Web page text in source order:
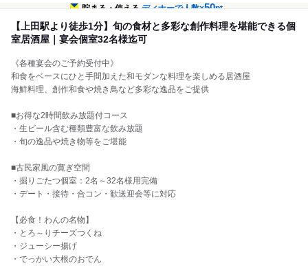
貯まる・使えるディナーで人数×50pt
【上田駅より徒歩1分】旬の食材と多彩な創作料理を堪能できる個
室居酒屋｜宴会個室32名様迄可
《各種宴会のご予約受付中》
和食をベースにひと手間加えた和モダンな料理を楽しめる居酒屋
海鮮料理、創作和食や焼き鳥など多彩な逸品をご提供
■お得な2時間飲み放題付コース
・生ビール含む種類豊富な飲み放題
・旬の逸品や焼き物等をご堪能
■古民家風の寛ぎ空間
・掘りごたつ個室：2名～32名様用完備
・デート・接待・合コン・歓送迎会等に対応
【必食！わんの名物】
・とろ～りチーズつくね
・ジューシー揚げ
・でっかい大根のおでん